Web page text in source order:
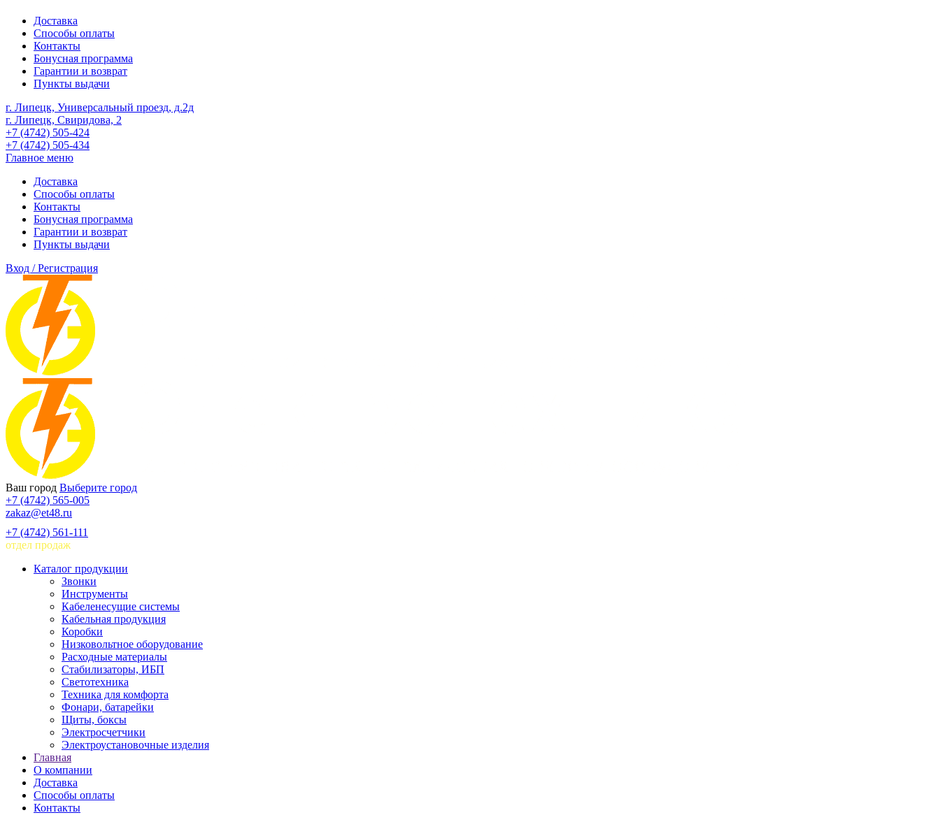
Доставка
Способы оплаты
Контакты
Бонусная программа
Гарантии и возврат
Пункты выдачи
г. Липецк, Универсальный проезд, д.2д
г. Липецк, Свиридова, 2
+7 (4742) 505-424
+7 (4742) 505-434
Главное меню
Доставка
Способы оплаты
Контакты
Бонусная программа
Гарантии и возврат
Пункты выдачи
Вход / Регистрация
Ваш город Выберите город
+7 (4742) 565-005
zakaz@et48.ru
+7 (4742) 561-111
отдел продаж
Каталог продукции
Звонки
Инструменты
Кабеленесущие системы
Кабельная продукция
Коробки
Низковольтное оборудование
Расходные материалы
Стабилизаторы, ИБП
Светотехника
Техника для комфорта
Фонари, батарейки
Щиты, боксы
Электросчетчики
Электроустановочные изделия
Главная
О компании
Доставка
Способы оплаты
Контакты